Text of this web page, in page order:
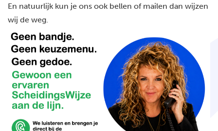
En natuurlijk kun je ons ook bellen of mailen dan wijzen
wij de weg.